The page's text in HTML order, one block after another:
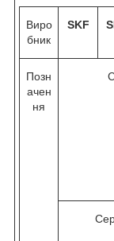
Виро
бник
SKF
Позн
ачен
ня